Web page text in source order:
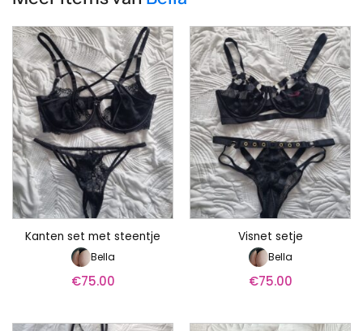
Kanten set met steentje
Bella
€75.00
Visnet setje
Bella
€75.00